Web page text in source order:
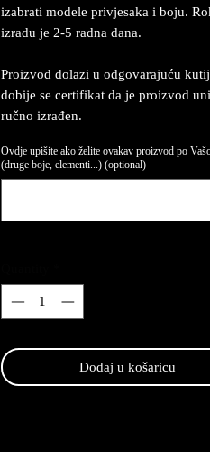
izabrati modele privjesaka i boju.
izradu je 2-5 radna dana.
Proizvod dolazi u odgovarajuću
dobije se certifikat da je proizvod
ručno izrađen.
Ovdje upišite ako želite ovakav proizvod po
(druge boje, elementi...) (optional)
Dodaj u košaricu